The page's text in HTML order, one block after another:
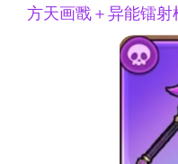
方天画戬＋异能镭